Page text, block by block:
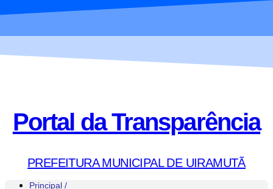
Portal da Transparência
PREFEITURA MUNICIPAL DE UIRAMUTÃ
Principal /